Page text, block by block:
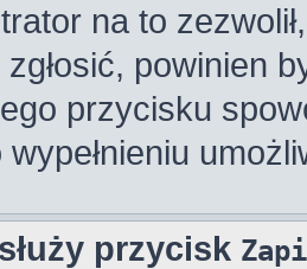
na to
powinien
przycisku
przycisk